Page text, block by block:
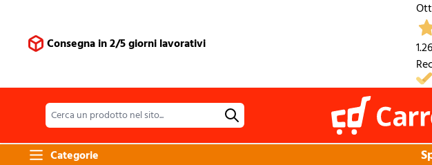
Consegna in 2/5 giorni lavorativi
Categorie